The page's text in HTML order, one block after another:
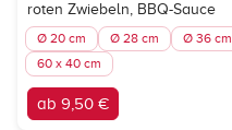
roten Zwiebeln, BBQ-Sauce
Ø 20 cm Ø 28 cm Ø 36 cm
60 x 40 cm
ab 9,50 €